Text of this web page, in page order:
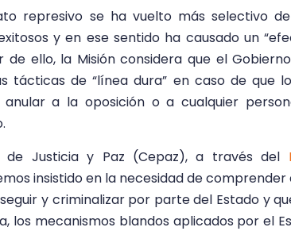
represivo se ha vuelto más selectivo
y en ese sentido ha causado un
de ello, la Misión considera que el
tácticas de “línea dura” en caso de que
a la oposición o a cualquier
de Justicia y Paz (Cepaz), a través del
insistido en la necesidad de
y criminalizar por parte del Estado y
los mecanismos blandos aplicados por el